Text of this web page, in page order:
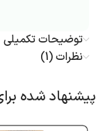
توضیحات تکمیلی
نظرات (1)
پیشنهاد شده